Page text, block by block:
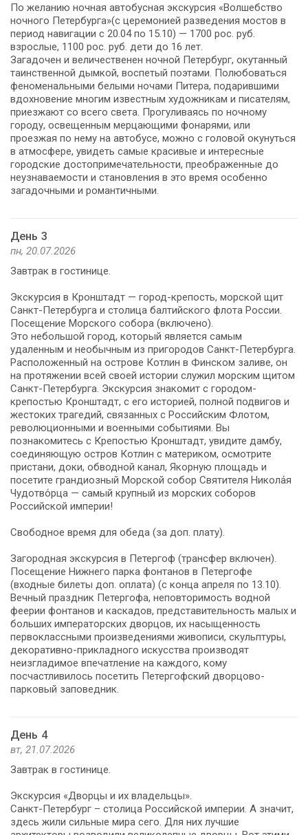
По желанию ночная автобусная экскурсия «Волшебство
ночного Петербурга»(с церемонией разведения мостов в
период навигации с 20.04 по 15.10) — 1700 рос. руб.
взрослые, 1100 рос. руб. дети до 16 лет.
Загадочен и величественен ночной Петербург, окутанный
таинственной дымкой, воспетый поэтами. Полюбоваться
феноменальными белыми ночами Питера, подарившими
вдохновение многим известным художникам и писателям,
приезжают со всего света. Прогуливаясь по ночному
городу, освещенным мерцающими фонарями, или
проезжая по нему на автобусе, можно с головой окунуться
в атмосфере, увидеть самые красивые и интересные
городские достопримечательности, преображенные до
неузнаваемости и становления в это время особенно
загадочными и романтичными.
День 3
пн, 20.07.2026
Завтрак в гостинице.
Экскурсия в Кронштадт — город-крепость, морской щит
Санкт-Петербурга и столица балтийского флота России.
Посещение Морского собора (включено).
Это небольшой город, который является самым
удаленным и необычным из пригородов Санкт-Петербурга.
Расположенный на острове Котлин в Финском заливе, он
на протяжении всей своей истории служил морским щитом
Санкт-Петербурга. Экскурсия знакомит с городом-
крепостью Кронштадт, с его историей, полной подвигов и
жестоких трагедий, связанных с Российским Флотом,
революционными и военными событиями. Вы
познакомитесь с Крепостью Кронштадт, увидите дамбу,
соединяющую остров Котлин с материком, осмотрите
пристани, доки, обводной канал, Якорную площадь и
посетите грандиозный Морской собор Святителя Никола́я
Чудотво́рца — самый крупный из морских соборов
Российской империи!
Свободное время для обеда (за доп. плату).
Загородная экскурсия в Петергоф (трансфер включен).
Посещение Нижнего парка фонтанов в Петергофе
(входные билеты доп. оплата) (с конца апреля по 13.10).
Вечный праздник Петергофа, неповторимость водной
феерии фонтанов и каскадов, представительность малых и
больших императорских дворцов, их насыщенность
первоклассными произведениями живописи, скульптуры,
декоративно-прикладного искусства производят
неизгладимое впечатление на каждого, кому
посчастливилось посетить Петергофский дворцово-
парковый заповедник.
День 4
вт, 21.07.2026
Завтрак в гостинице.
Экскурсия «Дворцы и их владельцы».
Санкт-Петербург – столица Российской империи. А значит,
здесь жили сильные мира сего. Для них лучшие